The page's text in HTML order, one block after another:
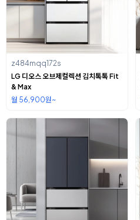
z484mqq172s
LG 디오스 오브제컬렉션 김치톡톡 Fit
& Max
월 56,900원~